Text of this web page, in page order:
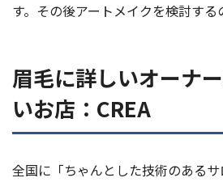
す。その後アートメイクを検討する
眉毛に詳しいオーナ
いお店：CREA
全国に「ちゃんとした技術のある